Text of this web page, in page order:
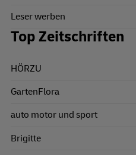
Leser werben
Top Zeitschriften
HÖRZU
GartenFlora
auto motor und sport
Brigitte